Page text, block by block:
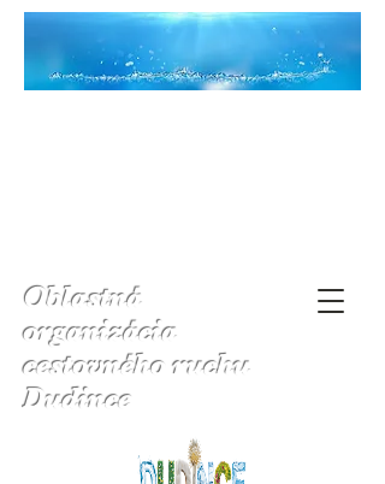
Oblastná
organizácia
cestovného ruchu
Dudince